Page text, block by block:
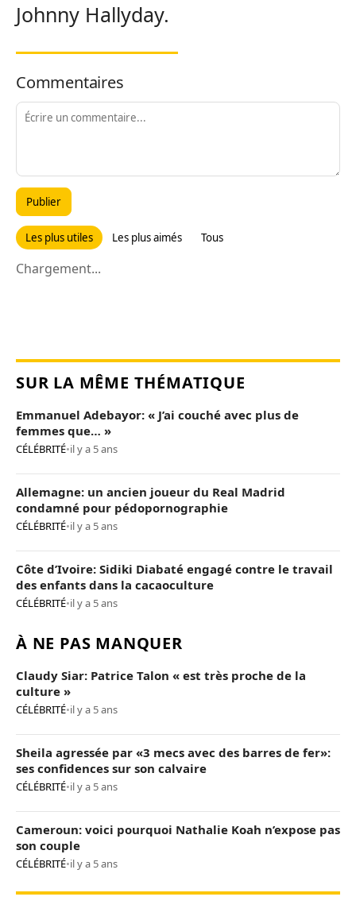
Johnny Hallyday.
Commentaires
Publier
Les plus utiles Les plus aimés Tous
Chargement...
SUR LA MÊME THÉMATIQUE
Emmanuel Adebayor: « J’ai couché avec plus de
femmes que… »
CÉLÉBRITÉ•il y a 5 ans
Allemagne: un ancien joueur du Real Madrid
condamné pour pédopornographie
CÉLÉBRITÉ•il y a 5 ans
Côte d’Ivoire: Sidiki Diabaté engagé contre le travail
des enfants dans la cacaoculture
CÉLÉBRITÉ•il y a 5 ans
À NE PAS MANQUER
Claudy Siar: Patrice Talon « est très proche de la
culture »
CÉLÉBRITÉ•il y a 5 ans
Sheila agressée par «3 mecs avec des barres de fer»:
ses confidences sur son calvaire
CÉLÉBRITÉ•il y a 5 ans
Cameroun: voici pourquoi Nathalie Koah n’expose pas
son couple
CÉLÉBRITÉ•il y a 5 ans